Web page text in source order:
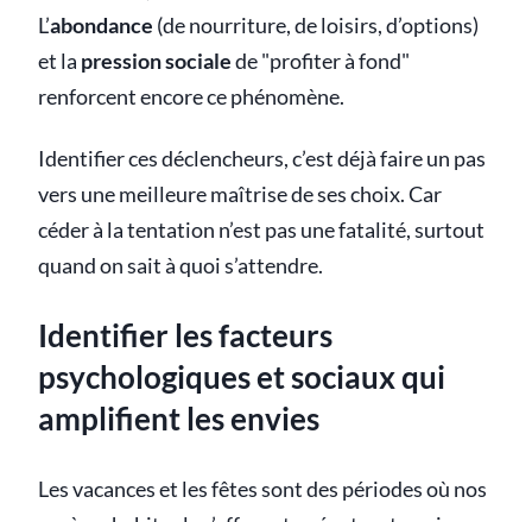
L’abondance (de nourriture, de loisirs, d’options)
et la pression socialede "profiter à fond"
renforcent encore ce phénomène.
Identifier ces déclencheurs, c’est déjà faire un pas
vers une meilleure maîtrise de ses choix. Car
céder à la tentation n’est pas une fatalité, surtout
quand on sait à quoi s’attendre.
Identifier les facteurs
psychologiques et sociaux qui
amplifient les envies
Les vacances et les fêtes sont des périodes où nos